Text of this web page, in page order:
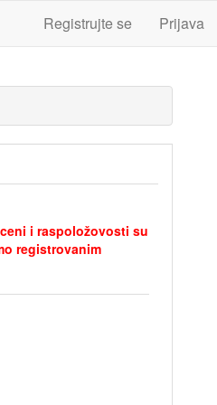
Registrujte se Prijava
i raspoložovosti su
registrovanim